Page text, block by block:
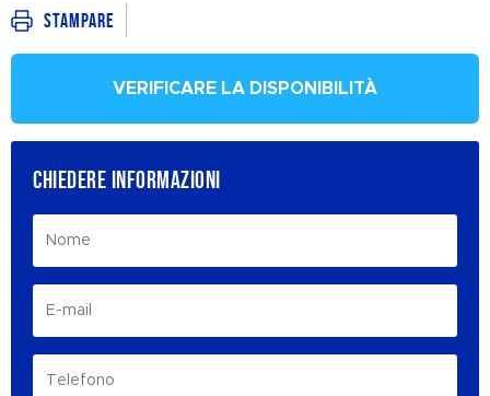
Stampare
VERIFICARE LA DISPONIBILITÀ
CHIEDERE INFORMAZIONI